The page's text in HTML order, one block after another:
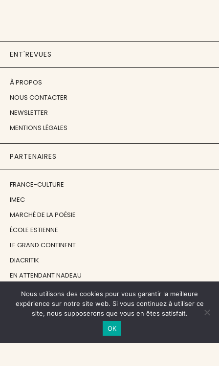
ENT'REVUES
À PROPOS
NOUS CONTACTER
NEWSLETTER
MENTIONS LÉGALES
PARTENAIRES
FRANCE-CULTURE
IMEC
MARCHÉ DE LA POÉSIE
ÉCOLE ESTIENNE
LE GRAND CONTINENT
DIACRITIK
EN ATTENDANT NADEAU
NOS SOUTIENS
Nous utilisons des cookies pour vous garantir la meilleure
expérience sur notre site web. Si vous continuez à utiliser ce
site, nous supposerons que vous en êtes satisfait.
OK